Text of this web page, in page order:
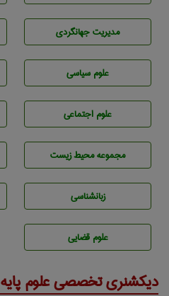
مديريت جهانگردی
علوم سياسی
علوم اجتماعی
مجموعه محيط زيست
زبانشناسی
علوم قضایی
دیکشنری تخصصی علوم پایه